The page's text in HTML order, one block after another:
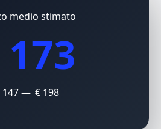
medio stimato
147 — € 198